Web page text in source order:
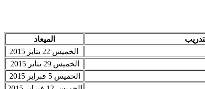
الميعاد
الخميس 29 يناير 2015
الخميس 5 فبراير 2015